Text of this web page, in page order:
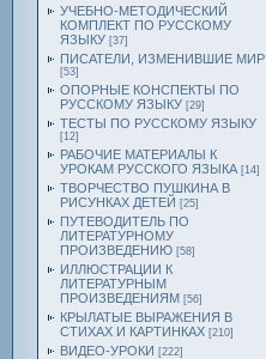
УЧЕБНО-МЕТОДИЧЕСКИЙ
КОМПЛЕКТ ПО РУССКОМУ
ЯЗЫКУ [37]
ПИСАТЕЛИ, ИЗМЕНИВШИЕ МИР
[53]
ОПОРНЫЕ КОНСПЕКТЫ ПО
РУССКОМУ ЯЗЫКУ [29]
ТЕСТЫ ПО РУССКОМУ ЯЗЫКУ
[12]
РАБОЧИЕ МАТЕРИАЛЫ К
УРОКАМ РУССКОГО ЯЗЫКА [14]
ТВОРЧЕСТВО ПУШКИНА В
РИСУНКАХ ДЕТЕЙ [25]
ПУТЕВОДИТЕЛЬ ПО
ЛИТЕРАТУРНОМУ
ПРОИЗВЕДЕНИЮ [58]
ИЛЛЮСТРАЦИИ К
ЛИТЕРАТУРНЫМ
ПРОИЗВЕДЕНИЯМ [56]
КРЫЛАТЫЕ ВЫРАЖЕНИЯ В
СТИХАХ И КАРТИНКАХ [210]
ВИДЕО-УРОКИ [222]